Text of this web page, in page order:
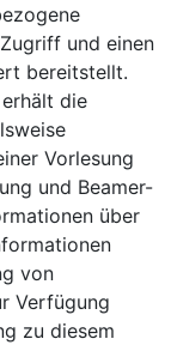
und einen
bereitstellt.
die
Vorlesung
und Beamer-
über
von
Verfügung
zu diesem